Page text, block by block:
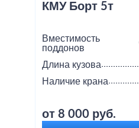
КМУ Борт 5т
Вместимость
поддонов
Длина кузова
Наличие крана
от 8 000 руб.